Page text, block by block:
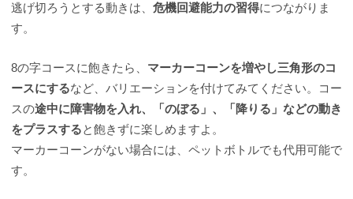
逃げ切ろうとする動きは、 危機回避能力の習得につながりま
す。
8の字コースに飽きたら、 マーカーコーンを増やし三角形のコ
ースにするなど、バリエーションを付けてみてください。コー
スの途中に障害物を入れ、「のぼる」、「降りる」などの動き
をプラスすると飽きずに楽しめますよ。
マーカーコーンがない場合には、ペットボトルでも代用可能で
す。